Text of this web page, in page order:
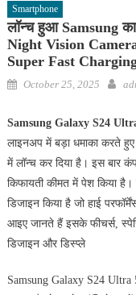
Smartphone
लॉन्च हुआ Samsung
Night Vision
Super Fast
Posted
October 25, 2025
Samsung Galaxy S24
लाइनअप में बड़ा धमाका करते
में लॉन्च कर दिया है। इस बार
किफायती कीमत में पेश किया
डिजाइन किया है जो हाई
आइए जानते हैं इसके फीचर्स,
डिजाइन और डिस्प्ले
Samsung Galaxy S24 Ultra